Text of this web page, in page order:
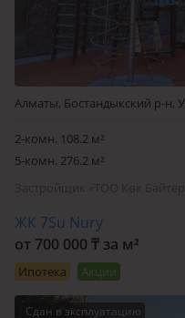
Алматы, Бостандыкский р-н,
2-комн. 108.2 м²
5-комн. 276.2 м²
ЖК 7Su Nury
от 700 000 ₸ за м²
Ипотека Акции
Сдан в эксплуатацию